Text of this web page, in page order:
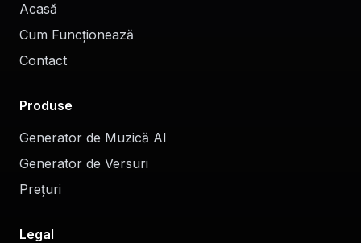
Acasă
Cum Funcționează
Contact
Produse
Generator de Muzică AI
Generator de Versuri
Prețuri
Legal